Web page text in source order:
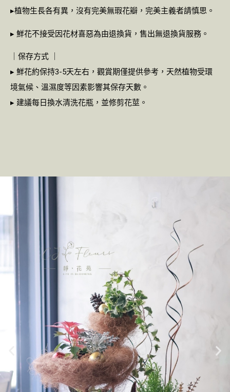
▸植物生長各有異，沒有完美無瑕花瓣，完美主義者請慎思。
▸ 鮮花不接受因花材喜惡為由退換貨，售出無退換貨服務。
｜保存方式 ｜
▸ 鮮花約保持3-5天左右，觀賞期僅提供參考，天然植物受環
境氣候、溫濕度等因素影響其保存天數。
▸ 建議每日換水清洗花瓶，並修剪花莖。